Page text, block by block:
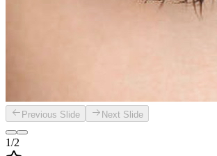
Previous Slide Next Slide
1/2